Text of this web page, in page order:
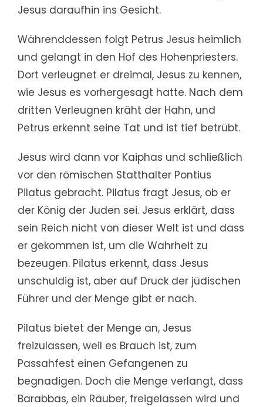
Jesus daraufhin ins Gesicht.
Währenddessen folgt Petrus Jesus heimlich
und gelangt in den Hof des Hohenpriesters.
Dort verleugnet er dreimal, Jesus zu kennen,
wie Jesus es vorhergesagt hatte. Nach dem
dritten Verleugnen kräht der Hahn, und
Petrus erkennt seine Tat und ist tief betrübt.
Jesus wird dann vor Kaiphas und schließlich
vor den römischen Statthalter Pontius
Pilatus gebracht. Pilatus fragt Jesus, ob er
der König der Juden sei. Jesus erklärt, dass
sein Reich nicht von dieser Welt ist und dass
er gekommen ist, um die Wahrheit zu
bezeugen. Pilatus erkennt, dass Jesus
unschuldig ist, aber auf Druck der jüdischen
Führer und der Menge gibt er nach.
Pilatus bietet der Menge an, Jesus
freizulassen, weil es Brauch ist, zum
Passahfest einen Gefangenen zu
begnadigen. Doch die Menge verlangt, dass
Barabbas, ein Räuber, freigelassen wird und